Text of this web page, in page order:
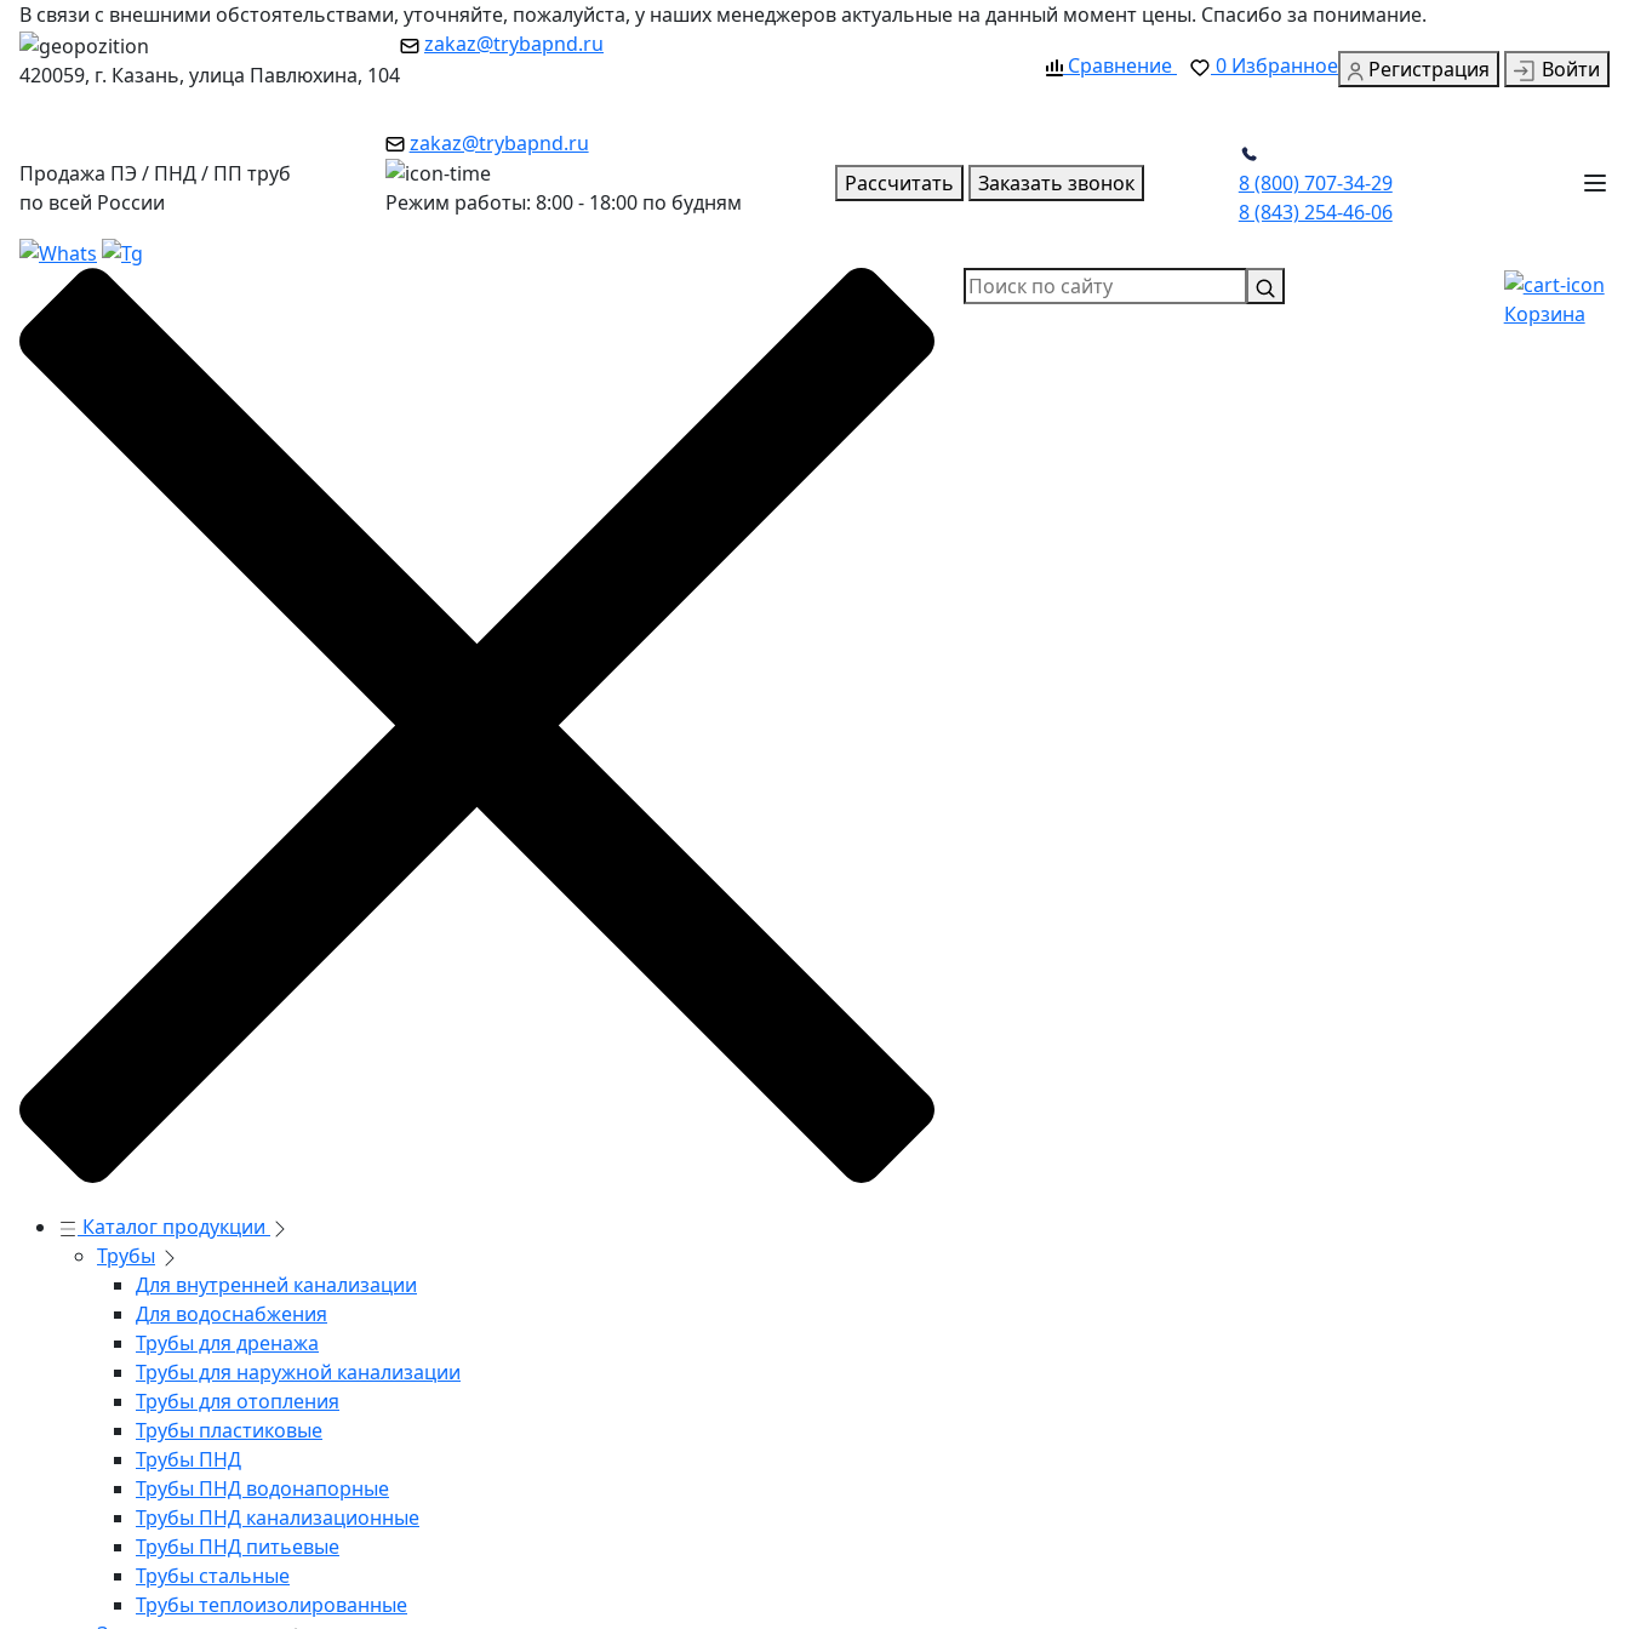
В связи с внешними обстоятельствами, уточняйте, пожалуйста, у наших менеджеров актуальные на данный момент цены. Спасибо за понимание.
420059, г. Казань, улица Павлюхина, 104
zakaz@trybapnd.ru
Сравнение
0 Избранное Регистрация Войти
Продажа ПЭ / ПНД / ПП труб
по всей России
zakaz@trybapnd.ru
Режим работы: 8:00 - 18:00 по будням
Рассчитать Заказать звонок
8 (800) 707-34-29
8 (843) 254-46-06
Каталог продукции
Трубы
Для внутренней канализации
Для водоснабжения
Трубы для дренажа
Трубы для наружной канализации
Трубы для отопления
Трубы пластиковые
Трубы ПНД
Трубы ПНД водонапорные
Трубы ПНД канализационные
Трубы ПНД питьевые
Трубы стальные
Трубы теплоизолированные
Корзина